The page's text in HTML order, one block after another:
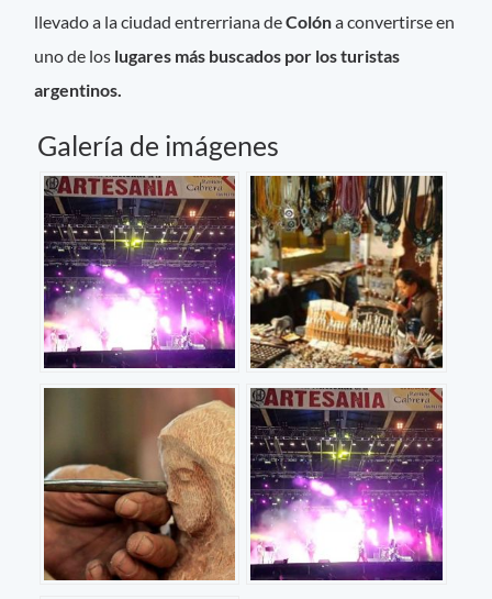
llevado a la ciudad entrerriana deColóna convertirse en
uno de los lugares más buscados por los turistas
argentinos.
Galería de imágenes